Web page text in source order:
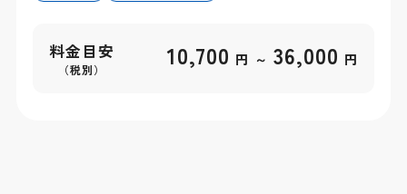
料金目安
（税別） 10,700 円 ～ 36,000 円